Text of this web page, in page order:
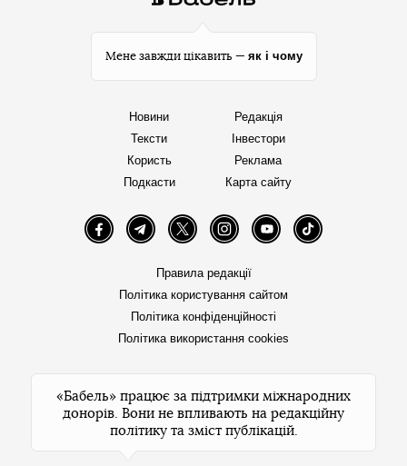
Мене завжди цікавить — як і чому
Новини
Тексти
Користь
Подкасти
Редакція
Інвестори
Реклама
Карта сайту
FacebookTelegramTwitter InstagramYouTube TikTok
Правила редакції
Політика користування сайтом
Політика конфіденційності
Політика використання cookies
«Бабель» працює за підтримки міжнародних
донорів. Вони не впливають на редакційну
політику та зміст публікацій.